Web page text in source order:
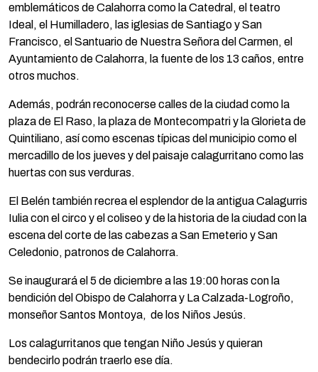
emblemáticos de Calahorra como la Catedral, el teatro
Ideal, el Humilladero, las iglesias de Santiago y San
Francisco, el Santuario de Nuestra Señora del Carmen, el
Ayuntamiento de Calahorra, la fuente de los 13 caños, entre
otros muchos.
Además, podrán reconocerse calles de la ciudad como la
plaza de El Raso, la plaza de Montecompatri y la Glorieta de
Quintiliano, así como escenas típicas del municipio como el
mercadillo de los jueves y del paisaje calagurritano como las
huertas con sus verduras.
El Belén también recrea el esplendor de la antigua Calagurris
Iulia con el circo y el coliseo y de la historia de la ciudad con la
escena del corte de las cabezas a San Emeterio y San
Celedonio, patronos de Calahorra.
Se inaugurará el 5 de diciembre a las 19:00 horas con la
bendición del Obispo de Calahorra y La Calzada-Logroño,
monseñor Santos Montoya, de los Niños Jesús.
Los calagurritanos que tengan Niño Jesús y quieran
bendecirlo podrán traerlo ese día.